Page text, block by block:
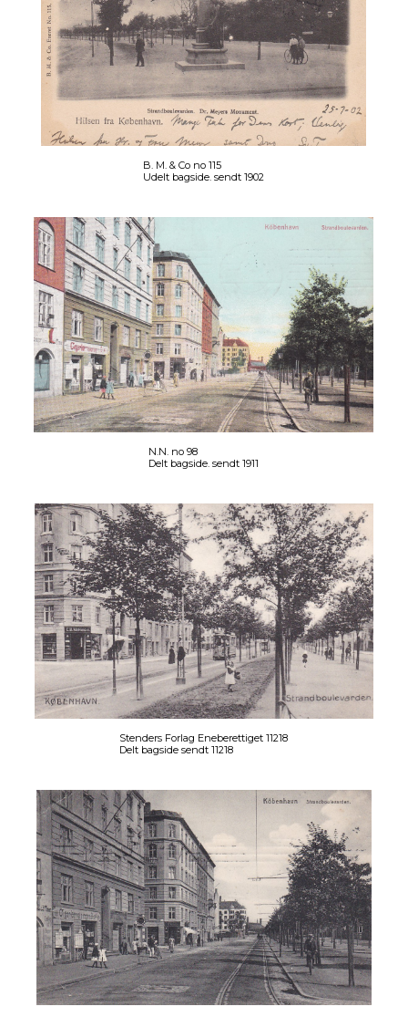
B. M. & Co no 115
Udelt bagside. sendt 1902
N.N. no 98
Delt bagside. sendt 1911
Stenders Forlag Eneberettiget 11218
Delt bagside sendt 11218